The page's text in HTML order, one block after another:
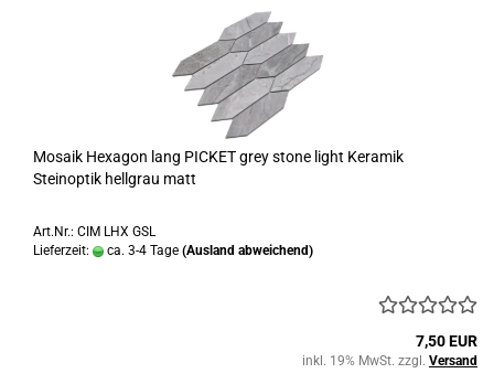
Mosaik Hexagon lang PICKET grey stone light Keramik
Steinoptik hellgrau matt
Art.Nr.: CIM LHX GSL
Lieferzeit:
ca. 3-4 Tage (Ausland abweichend)
7,50 EUR
inkl. 19% MwSt. zzgl. Versand